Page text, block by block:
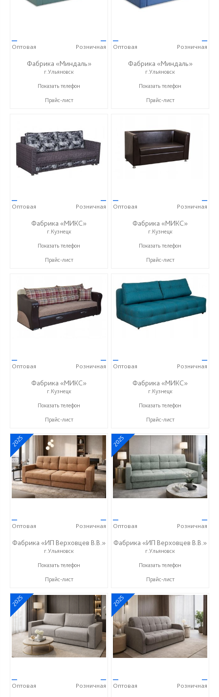
—
Оптовая
—
Розничная
Фабрика «Миндаль»
г.Ульяновск
+7 (927) 630-62-82
Показать телефон
Прайс-лист
—
Оптовая
—
Розничная
Фабрика «Миндаль»
г.Ульяновск
+7 (927) 630-62-82
Показать телефон
Прайс-лист
—
Оптовая
—
Розничная
Фабрика «МИКС»
г.Кузнецк
+7 (937) 423-36-37
Показать телефон
Прайс-лист
—
Оптовая
—
Розничная
Фабрика «МИКС»
г.Кузнецк
+7 (937) 423-36-37
Показать телефон
Прайс-лист
—
Оптовая
—
Розничная
Фабрика «МИКС»
г.Кузнецк
+7 (937) 423-36-37
Показать телефон
Прайс-лист
—
Оптовая
—
Розничная
Фабрика «МИКС»
г.Кузнецк
+7 (937) 423-36-37
Показать телефон
Прайс-лист
2025
—
Оптовая
—
Розничная
Фабрика «ИП Верховцев В.В.»
г.Ульяновск
8-987-637-27-82
Показать телефон
Прайс-лист
2025
—
Оптовая
—
Розничная
Фабрика «ИП Верховцев В.В.»
г.Ульяновск
8-987-637-27-82
Показать телефон
Прайс-лист
2025
—
Оптовая
—
Розничная
2025
—
Оптовая
—
Розничная